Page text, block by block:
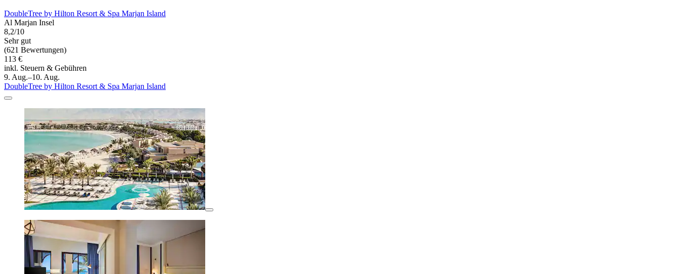
DoubleTree by Hilton Resort & Spa Marjan Island
Al Marjan Insel
8,2/10
Sehr gut
(621 Bewertungen)
113 €
inkl. Steuern & Gebühren
9. Aug.–10. Aug.
DoubleTree by Hilton Resort & Spa Marjan Island